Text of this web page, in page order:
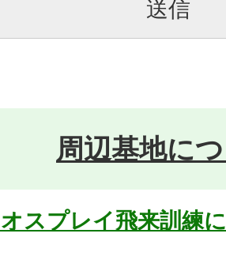
周辺基地に
スプレイ飛来訓練